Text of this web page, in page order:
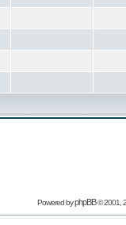
Powered byphpBB© 2001,